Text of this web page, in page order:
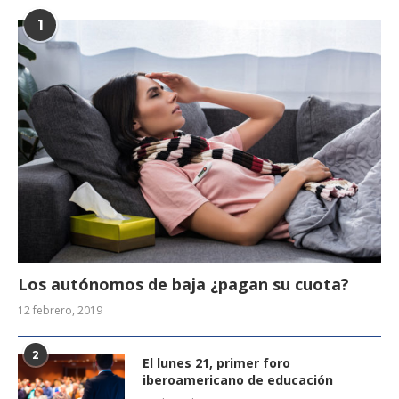
1
Los autónomos de baja ¿pagan su cuota?
12 febrero, 2019
2
El lunes 21, primer foro
iberoamericano de educación